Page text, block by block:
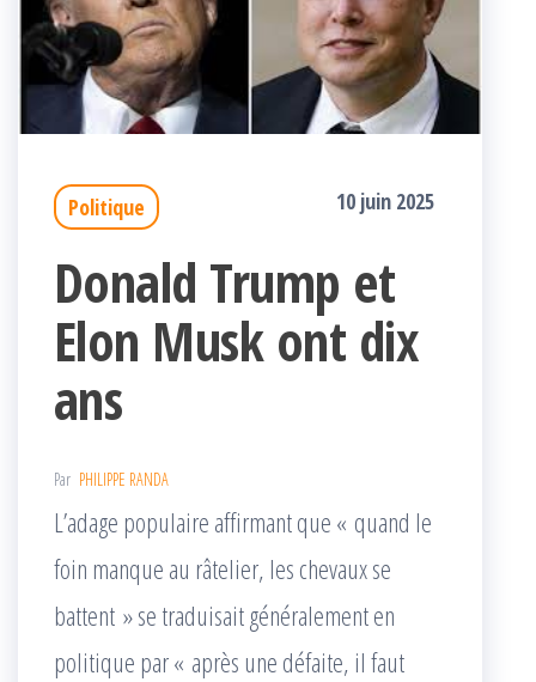
Politique 10 juin 2025
Donald Trump et
Elon Musk ont dix
ans
Par PHILIPPE RANDA
L’adage populaire affirmant que « quand le
foin manque au râtelier, les chevaux se
battent » se traduisait généralement en
politique par « après une défaite, il faut